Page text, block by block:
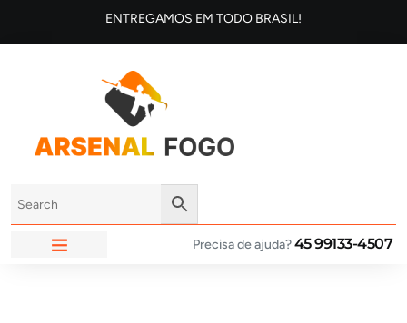
ENTREGAMOS EM TODO BRASIL!
Precisa de ajuda?45 99133-4507